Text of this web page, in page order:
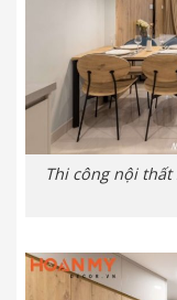
Thi công nội